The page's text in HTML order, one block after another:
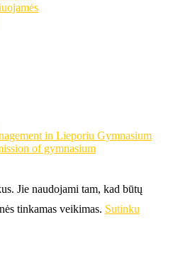
in Lieporiu Gymnasium
of gymnasium
Jie naudojami tam, kad būtų
tinkamas veikimas. Sutinku